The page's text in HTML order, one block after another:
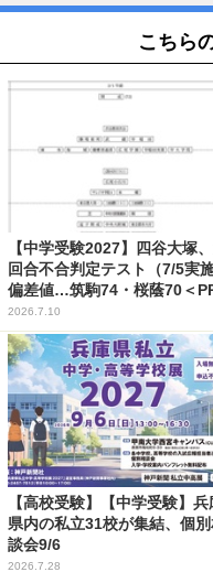
こちら
【中学受験2027】四谷大塚
回合不合判定テスト（7/5実施
偏差値…筑駒74・桜蔭70＜
2026.7.10
【高校受験】【中学受験】兵
県内の私立31校が集結、個別
談会9/6
2026.7.28